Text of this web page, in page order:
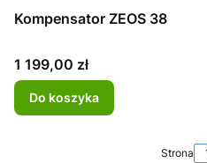
Kompensator ZEOS 38
Cena
1 199,00 zł
Do koszyka
Strona